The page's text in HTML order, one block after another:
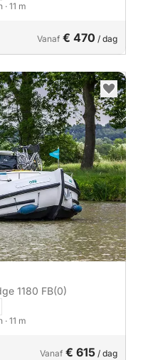
· 11 m
Vanaf € 470 / dag
1180 FB(0)
· 11 m
Vanaf € 615 / dag